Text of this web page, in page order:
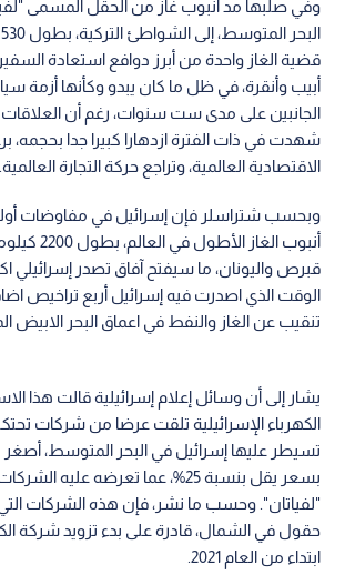
وفي صلبها مد أنبوب غاز من الحقل المسمى
قضية الغاز واحدة من أبرز دوافع استعادة
أبيب وأنقرة، في ظل ما كان يبدو وكأنها أزمة
الجانبين على مدى ست سنوات، رغم أن العلاقات
شهدت في ذات الفترة ازدهارا كبيرا جدا بحجمه،
الاقتصادية العالمية، وتراجع حركة التجارة العالمية.
وبحسب شتراسلر فإن إسرائيل في مفاوضات
أنبوب الغاز
قبرص واليونان، ما سيفتح آفاق تصدر إسرائيلي
الوقت الذي اصدرت فيه إسرائيل أربع تراخيص
تنقيب عن الغاز والنفط في اعماق البحر الابيض
يشار إلى أن وسائل إعلام إسرائيلية قالت هذا
الكهرباء الإسرائيلية تلقت عرضا من شركات
تسيطر عليها إسرائيل في البحر المتوسط، أصغر
بسعر يقل بنسبة 25%، عما تعرضه عليه
"لفياتان". وحسب ما نشر، فإن هذه الشركات
حقول في الشمال، قادرة على بدء تزويد شركة
ابتداء من العام 2021.